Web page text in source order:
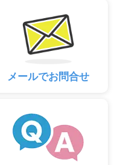
メールでお問合せ